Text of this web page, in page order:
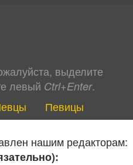
выделите
левый Ctrl+Enter.
Певицы
нашим редакторам: